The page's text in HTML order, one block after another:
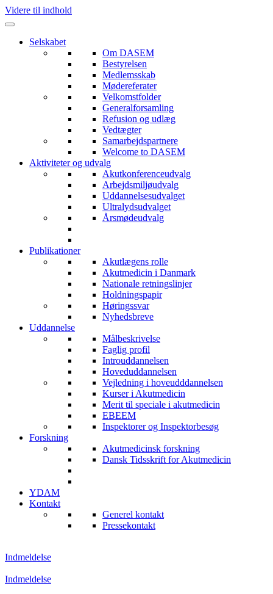
Videre til indhold
Selskabet
Om DASEM
Bestyrelsen
Medlemsskab
Mødereferater
Velkomstfolder
Generalforsamling
Refusion og udlæg
Vedtægter
Samarbejdspartnere
Welcome to DASEM
Aktiviteter og udvalg
Akutkonferenceudvalg
Arbejdsmiljøudvalg
Uddannelsesudvalget
Ultralydsudvalget
Årsmødeudvalg
Publikationer
Akutlægens rolle
Akutmedicin i Danmark
Nationale retningslinjer
Holdningspapir
Høringssvar
Nyhedsbreve
Uddannelse
Målbeskrivelse
Faglig profil
Introuddannelsen
Hoveduddannelsen
Vejledning i hoveudddannelsen
Kurser i Akutmedicin
Merit til speciale i akutmedicin
EBEEM
Inspektorer og Inspektorbesøg
Forskning
Akutmedicinsk forskning
Dansk Tidsskrift for Akutmedicin
YDAM
Kontakt
Generel kontakt
Pressekontakt
Indmeldelse
Indmeldelse